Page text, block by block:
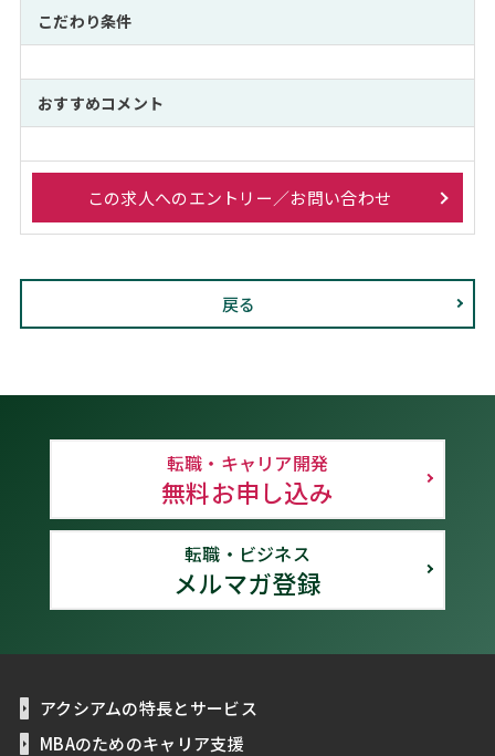
こだわり条件
おすすめコメント
この求人へのエントリー／お問い合わせ
戻る
転職・キャリア開発
無料お申し込み
転職・ビジネス
メルマガ登録
アクシアムの特長とサービス
MBAのためのキャリア支援